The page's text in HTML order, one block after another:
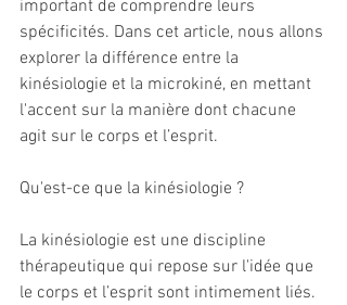
important de comprendre leurs
spécificités. Dans cet article, nous allons
explorer la différence entre la
kinésiologie et la microkiné, en mettant
l'accent sur la manière dont chacune
agit sur le corps et l’esprit.
Qu'est-ce que la kinésiologie ?
La kinésiologie est une discipline
thérapeutique qui repose sur l'idée que
le corps et l’esprit sont intimement liés.